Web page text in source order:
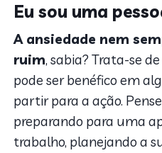
Eu sou uma
A ansiedade nem
ruim, sabia? Trata-se
pode ser benéfico em
partir para a ação.
preparando para uma
trabalho, planejando a